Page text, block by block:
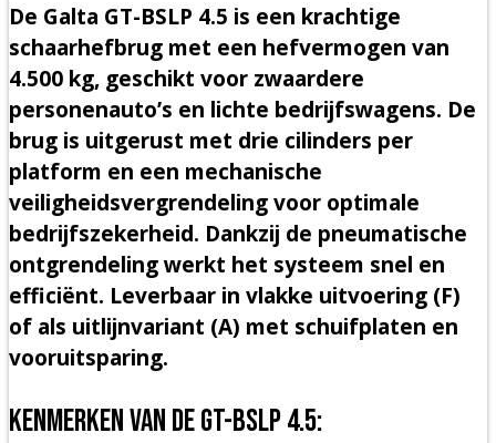
De Galta GT-BSLP 4.5 is een krachtige
schaarhefbrug met een hefvermogen van
4.500 kg, geschikt voor zwaardere
personenauto’s en lichte bedrijfswagens. De
brug is uitgerust met drie cilinders per
platform en een mechanische
veiligheidsvergrendeling voor optimale
bedrijfszekerheid. Dankzij de pneumatische
ontgrendeling werkt het systeem snel en
efficiënt. Leverbaar in vlakke uitvoering (F)
of als uitlijnvariant (A) met schuifplaten en
vooruitsparing.
Kenmerken van de GT-BSLP 4.5: